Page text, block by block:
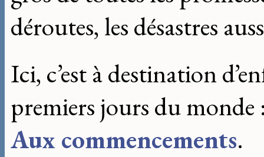
déroutes, les désastres
Ici, c’est à destination
premiers jours du monde
Aux commencements.